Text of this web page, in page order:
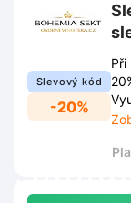
Slevový kód
-20%
Při